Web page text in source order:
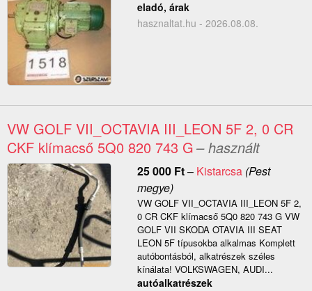
eladó, árak
hasznaltat.hu - 2026.08.08.
VW GOLF VII_OCTAVIA III_LEON 5F 2, 0 CR
CKF klímacső 5Q0 820 743 G– használt
25 000 Ft– Kistarcsa(Pest
megye)
VW GOLF VII_OCTAVIA III_LEON 5F 2,
0 CR CKF klímacső 5Q0 820 743 G VW
GOLF VII SKODA OTAVIA III SEAT
LEON 5F típusokba alkalmas Komplett
autóbontásból, alkatrészek széles
kínálata! VOLKSWAGEN, AUDI...
autóalkatrészek